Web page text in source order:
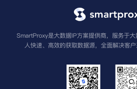
SmartProxy是大数据IP方案提供商，服务于
人快速、高效的获取数据源，全面解决客户